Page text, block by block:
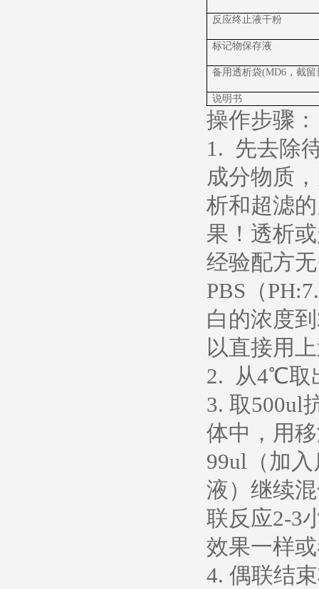
反应终止液干粉
标记物保存液
备用透析袋(MD6，截留
说明书
操作步骤：
1. 先去除
成分物质
析和超滤
果！透析
经验配方
PBS（
白的浓度
以直接用
2. 从4℃取
3. 取500ul
体中，用
99ul（加
液）继续
联反应2-3
效果一样
4. 偶联结